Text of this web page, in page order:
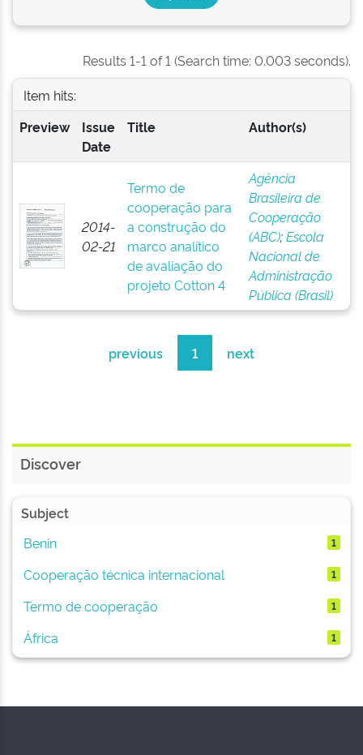
Results 1-1 of 1 (Search time: 0.003 seconds).
Item hits:
Preview
Issue
Date
Title Author(s)
2014-
02-21
Termo de
cooperação para
a construção do
marco analítico
de avaliação do
projeto Cotton 4
Agência
Brasileira de
Cooperação
(ABC);Escola
Nacional de
Administração
Pública (Brasil)
previous 1 next
Discover
Subject
Benin
1
Cooperação técnica internacional 1
Termo de cooperação 1
África 1